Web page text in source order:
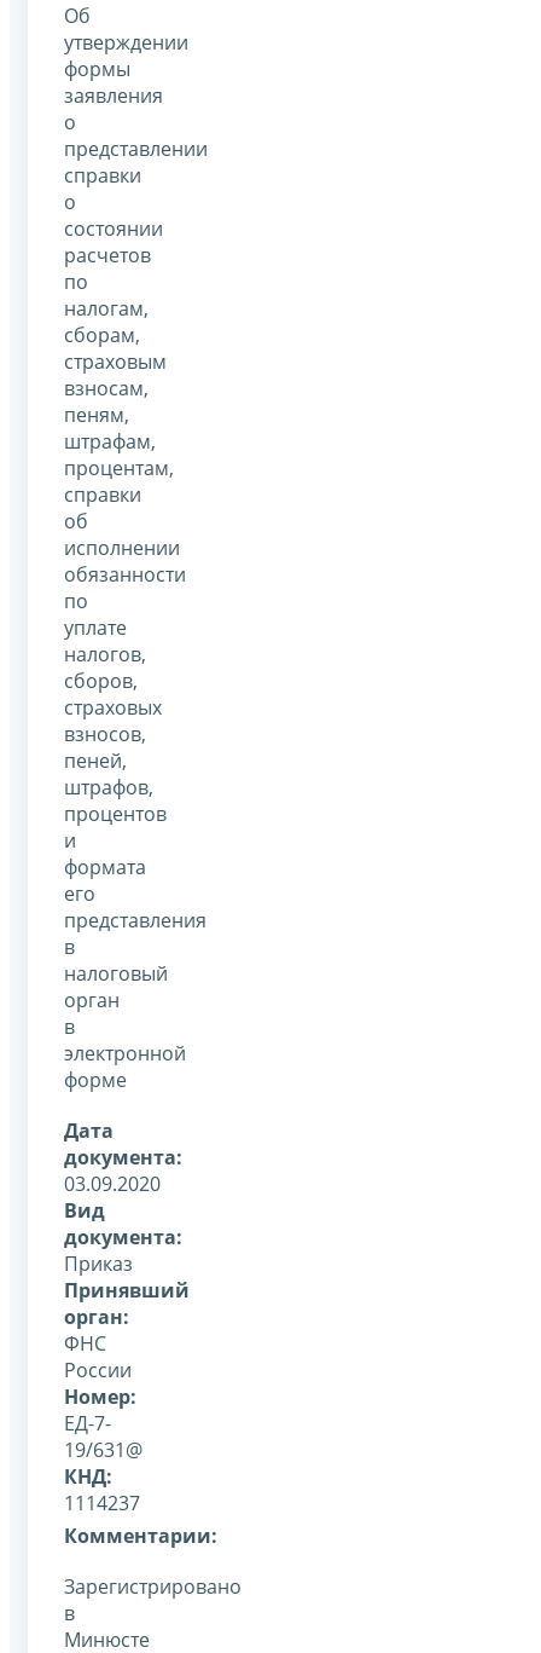
Об
утверждении
формы
заявления
о
представлении
справки
о
состоянии
расчетов
по
налогам,
сборам,
страховым
взносам,
пеням,
штрафам,
процентам,
справки
об
исполнении
обязанности
по
уплате
налогов,
сборов,
страховых
взносов,
пеней,
штрафов,
процентов
и
формата
его
представления
в
налоговый
орган
в
электронной
форме
Дата
документа:
03.09.2020
Вид
документа:
Приказ
Принявший
орган:
ФНС
России
Номер:
ЕД-7-
19/631@
КНД:
1114237
Комментарии:
Зарегистрировано
в
Минюсте